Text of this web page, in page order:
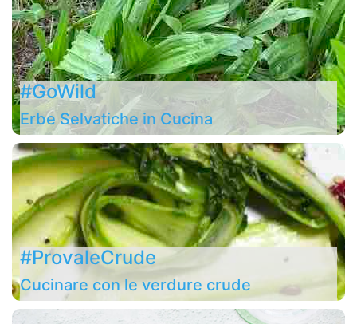
#GoWild
Erbe Selvatiche in Cucina
#ProvaleCrude
Cucinare con le verdure crude